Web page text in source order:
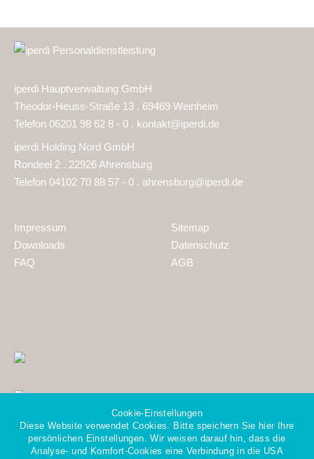
Cookie-Einstellungen
Diese Website verwendet Cookies. Bitte speichern Sie hier Ihre
persönlichen Einstellungen. Wir weisen darauf hin, dass die
Analyse- und Komfort-Cookies eine Verbindung in die USA
iperdi Hauptverwaltung GmbH
Theodor-Heuss-Straße 13 . 69469 Weinheim
Telefon 06201 98 62 8 - 0 . kontakt@iperdi.de
iperdi Holding Nord GmbH
Rondeel 2 . 22926 Ahrensburg
Telefon 04102 70 88 57 - 0 . ahrensburg@iperdi.de
Impressum
Downloads
FAQ
Sitemap
Datenschutz
AGB